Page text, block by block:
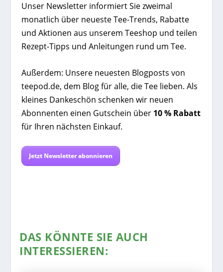
Unser Newsletter informiert Sie zweimal
monatlich über neueste Tee-Trends, Rabatte
und Aktionen aus unserem Teeshop und teilen
Rezept-Tipps und Anleitungen rund um Tee.
Außerdem: Unsere neuesten Blogposts von
teepod.de, dem Blog für alle, die Tee lieben. Als
kleines Dankeschön schenken wir neuen
Abonnenten einen Gutschein über 10 % Rabatt
für Ihren nächsten Einkauf.
Jetzt Newsletter abonnieren
DAS KÖNNTE SIE AUCH
INTERESSIEREN: